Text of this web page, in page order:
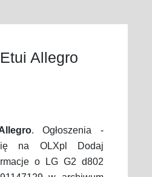
Allegro
. Ogłoszenia -
na OLXpl Dodaj
o LG G2 d802